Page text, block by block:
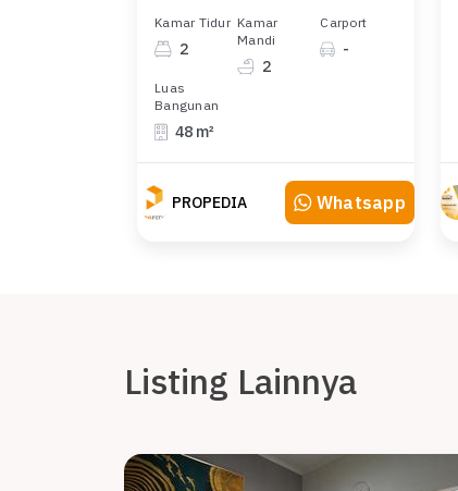
Kamar Tidur
2
Kamar
Mandi
2
Carport
-
Luas
Bangunan
48 m²
PROPEDIA Whatsapp
Listing Lainnya